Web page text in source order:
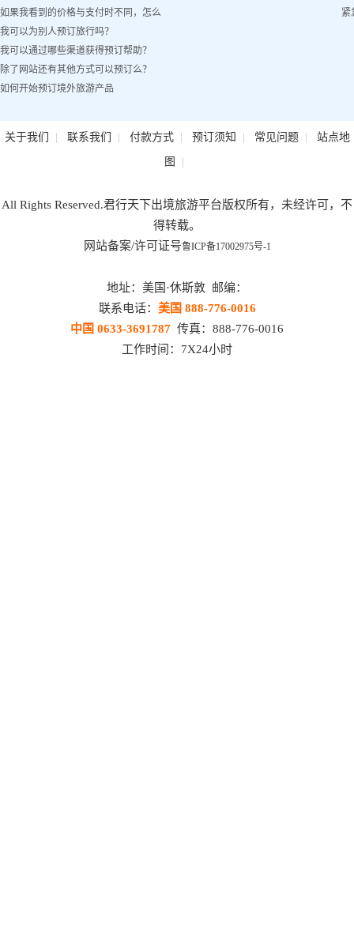
如果我看到的价格与支付时不同，怎么
办？
我可以为别人预订旅行吗？
我可以通过哪些渠道获得预订帮助？
除了网站还有其他方式可以预订么？
如何开始预订境外旅游产品
紧
关于我们 | 联系我们 | 付款方式| 预订须知 | 常见问题| 站点地
图 |
All Rights Reserved.君行天下出境旅游平台版权所有，未经许可，不
得转载。
网站备案/许可证号鲁ICP备17002975号-1
地址：美国·休斯敦 邮编：
联系电话： 美国 888-776-0016
中国 0633-3691787 传真：888-776-0016
工作时间：7X24小时